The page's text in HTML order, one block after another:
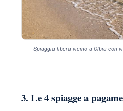
Spiaggia libera vicino a Olbia con
3. Le 4 spiagge a